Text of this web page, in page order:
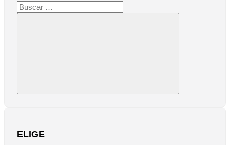
Buscar:
Buscar
ELIGE